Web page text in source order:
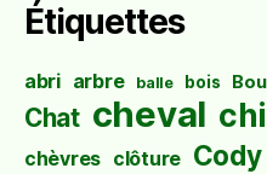
Étiquettes
abri arbre balle bois
Chat cheval
chèvres clôture Cody